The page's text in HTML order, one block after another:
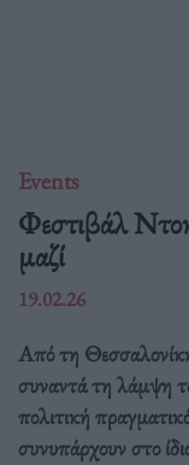
Events
Φεστιβάλ
μαζί
19.02.26
Από τη
συναντά τη λάμψη
πολιτική
συνυπάρχουν στο